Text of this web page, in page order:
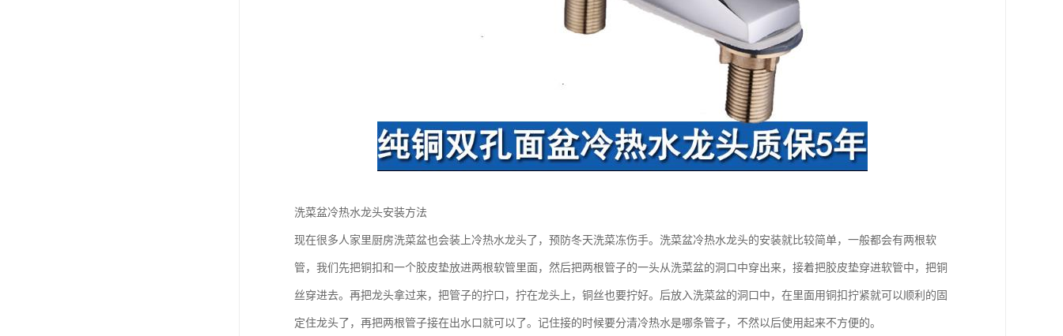
洗菜盆冷热水龙头安装方法
现在很多人家里厨房洗菜盆也会装上冷热水龙头了，预防冬天洗菜冻伤手。洗菜盆冷热水龙头的安装就比较简单，一般都会有两根软
管，我们先把铜扣和一个胶皮垫放进两根软管里面，然后把两根管子的一头从洗菜盆的洞口中穿出来，接着把胶皮垫穿进软管中，把铜
丝穿进去。再把龙头拿过来，把管子的拧口，拧在龙头上，铜丝也要拧好。后放入洗菜盆的洞口中，在里面用铜扣拧紧就可以顺利的固
定住龙头了，再把两根管子接在出水口就可以了。记住接的时候要分清冷热水是哪条管子，不然以后使用起来不方便的。